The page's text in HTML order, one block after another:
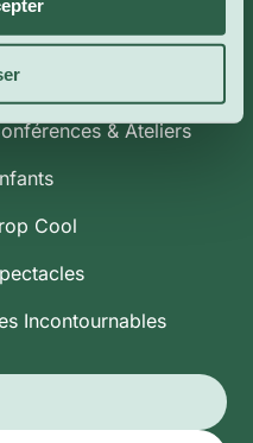
Air
Indépendant
& Ateliers
Cool
Incontournables